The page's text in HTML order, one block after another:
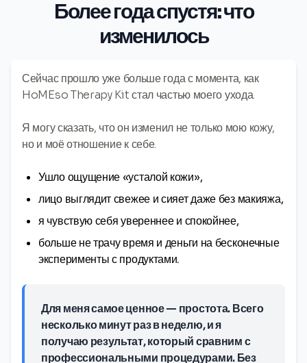
Более года спустя: что
изменилось
Сейчас прошло уже больше года с момента, как
HoMEso Therapy Kit стал частью моего ухода.
Я могу сказать, что он изменил не только мою кожу,
но и моё отношение к себе.
Ушло ощущение «усталой кожи»,
лицо выглядит свежее и сияет даже без макияжа,
я чувствую себя увереннее и спокойнее,
больше не трачу время и деньги на бесконечные
эксперименты с продуктами.
Для меня самое ценное — простота. Всего
несколько минут раз в неделю, и я
получаю результат, который сравним с
профессиональными процедурами. Без